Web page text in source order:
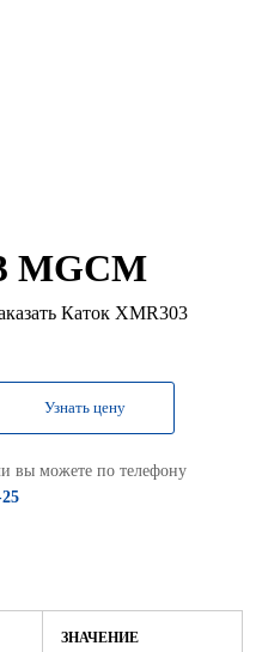
MGCM
Каток XMR303
Узнать цену
вы можете по телефону
ЗНАЧЕНИЕ